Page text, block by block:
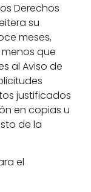
Derechos
su
meses,
que
al Aviso de
justificados
en copias u
de la
el